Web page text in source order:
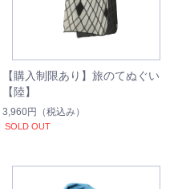
【購入制限あり】旅のてぬぐい
【陸】
3,960円 （税込み）
SOLD OUT